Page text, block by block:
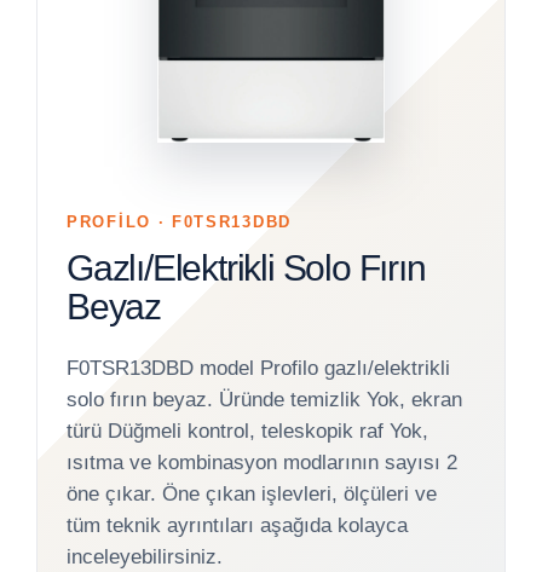
PROFİLO · F0TSR13DBD
Gazlı/Elektrikli Solo Fırın
Beyaz
F0TSR13DBD model Profilo gazlı/elektrikli
solo fırın beyaz. Üründe temizlik Yok, ekran
türü Düğmeli kontrol, teleskopik raf Yok,
ısıtma ve kombinasyon modlarının sayısı 2
öne çıkar. Öne çıkan işlevleri, ölçüleri ve
tüm teknik ayrıntıları aşağıda kolayca
inceleyebilirsiniz.